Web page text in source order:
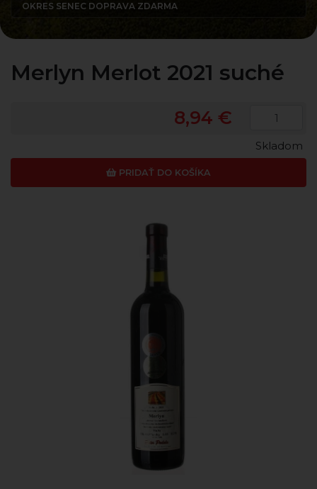
OKRES SENEC DOPRAVA ZDARMA
Merlyn Merlot 2021 suché
8,94 €
PRIDAŤ DO KOŠÍKA
Skladom